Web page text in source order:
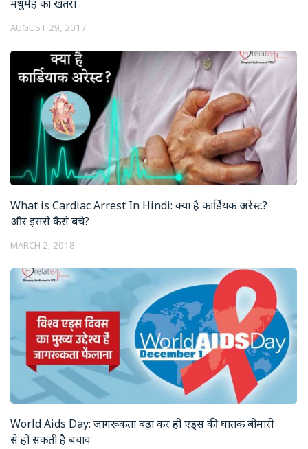
मधुमेह का खतरा
AUGUST 29, 2017
What is Cardiac Arrest In Hindi: क्या है कार्डियक अरेस्ट?
और इससे कैसे बचे?
MARCH 2, 2018
World Aids Day: जागरूकता बढ़ा कर ही एड्स की घातक बीमारी
से हो सकती है बचाव